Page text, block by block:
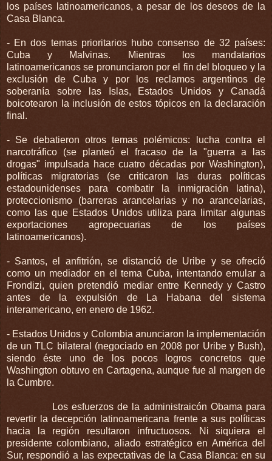
los países latinoamericanos, a pesar de los deseos de la
Casa Blanca.
- En dos temas prioritarios hubo consenso de 32 países:
Cuba y Malvinas. Mientras los mandatarios
latinoamericanos se pronunciaron por el fin del bloqueo y la
exclusión de Cuba y por los reclamos argentinos de
soberanía sobre las Islas, Estados Unidos y Canadá
boicotearon la inclusión de estos tópicos en la declaración
final.
- Se debatieron otros temas polémicos: lucha contra el
narcotráfico (se planteó el fracaso de la "guerra a las
drogas" impulsada hace cuatro décadas por Washington),
políticas migratorias (se criticaron las duras políticas
estadounidenses para combatir la inmigración latina),
proteccionismo (barreras arancelarias y no arancelarias,
como las que Estados Unidos utiliza para limitar algunas
exportaciones agropecuarias de los países
latinoamericanos).
- Santos, el anfitrión, se distanció de Uribe y se ofreció
como un mediador en el tema Cuba, intentando emular a
Frondizi, quien pretendió mediar entre Kennedy y Castro
antes de la expulsión de La Habana del sistema
interamericano, en enero de 1962.
- Estados Unidos y Colombia anunciaron la implementación
de un TLC bilateral (negociado en 2008 por Uribe y Bush),
siendo éste uno de los pocos logros concretos que
Washington obtuvo en Cartagena, aunque fue al margen de
la Cumbre.
Los esfuerzos de la administraicón Obama para
revertir la decepción latinoamericana frente a sus políticas
hacia la región resultaron infructuosos. Ni siquiera el
presidente colombiano, aliado estratégico en América del
Sur, respondió a las expectativas de la Casa Blanca: en su